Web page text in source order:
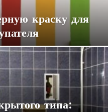
краску для
типа: